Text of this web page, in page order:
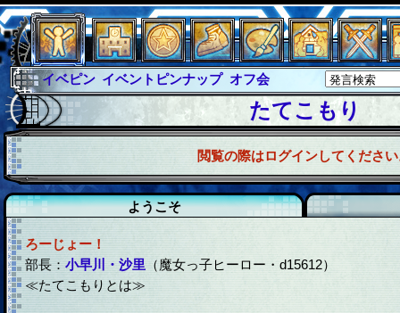
イベピン イベントピンナップ オフ会
グラシャ
グラシャ・ラボラス
グローバルジャスティス サイキックハーツ
サイキックハーツ大戦
シュラウド ソロモン
ファイナル アブソーバー
たてこもり
閲覧の際はログインしてくださ
ようこそ
ろーじょー！
部長：小早川・沙里（魔女っ子ヒーロー・d15612）
≪たてこもりとは≫